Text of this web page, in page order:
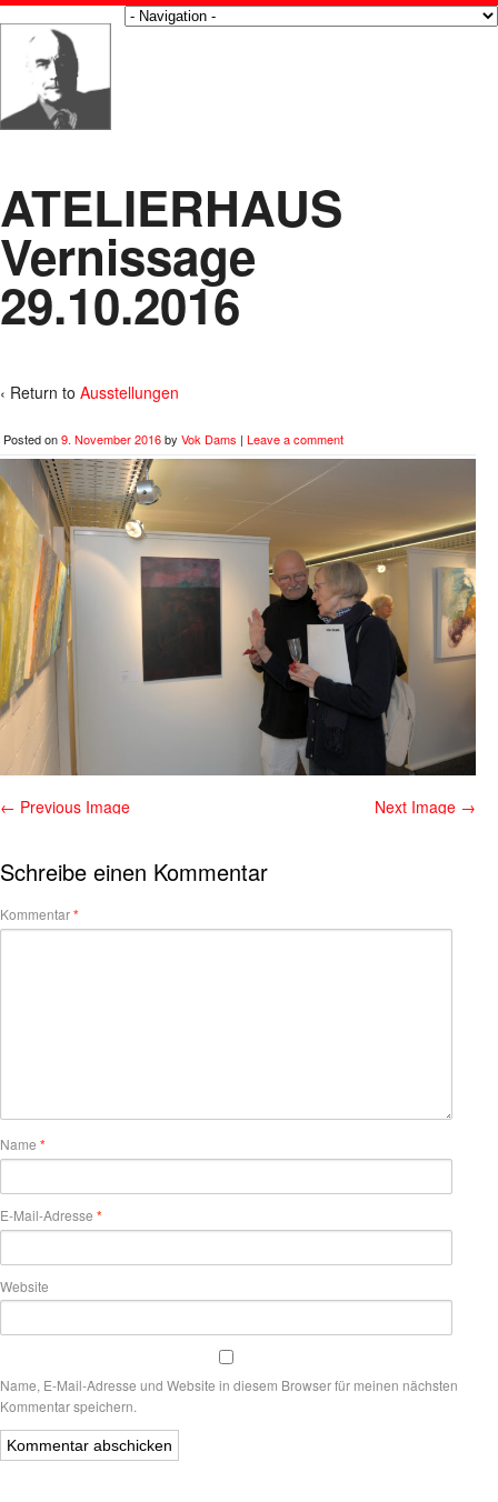
ATELIERHAUS
Vernissage
29.10.2016
‹ Return to Ausstellungen
Posted on9. November 2016by Vok Dams | Leave a comment
← Previous Image Next Image →
Schreibe einen Kommentar
Kommentar*
Name *
E-Mail-Adresse *
Website
Name, E-Mail-Adresse und Website in diesem Browser für meinen nächsten
Kommentar speichern.